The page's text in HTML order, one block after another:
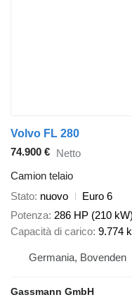
Volvo FL 280
74.900 € Netto
Camion telaio
Stato nuovo
Euro 6
Potenza 286 HP (210 kW)
Capacità di carico 9.774
Germania, Bovenden
Gassmann GmbH